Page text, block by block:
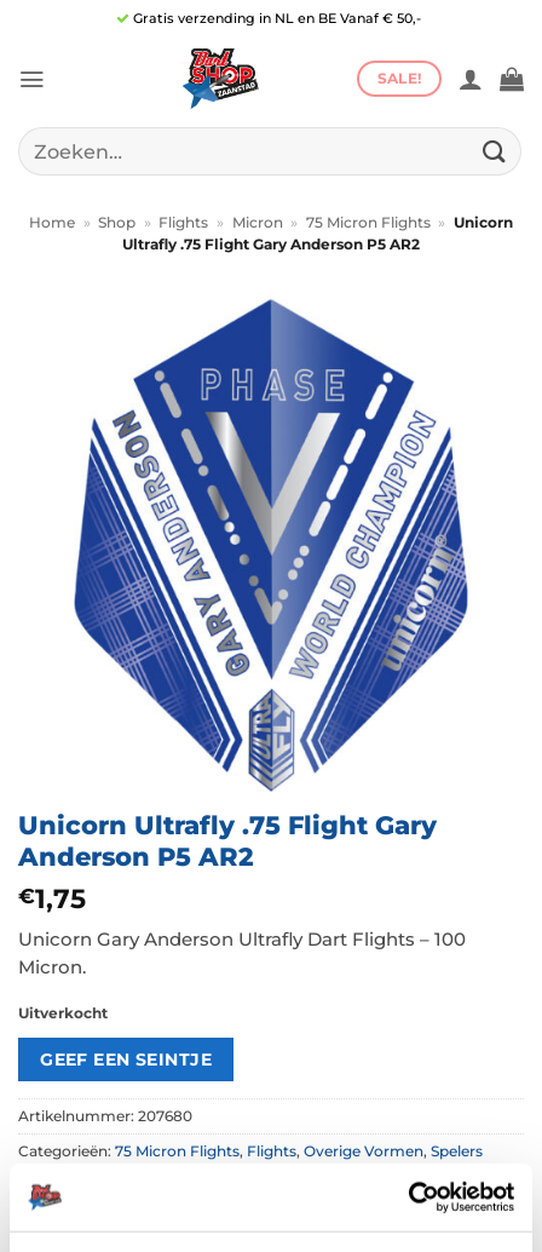
inhoud
Gratis verzending in NL en BE Vanaf € 50,-
SALE!
Zoeken
naar:
Home » Shop » Flights » Micron » 75 Micron Flights »
Unicorn
Ultrafly .75 Flight Gary Anderson P5 AR2
Unicorn Ultrafly .75 Flight Gary
Anderson P5 AR2
€1,75
Unicorn Gary Anderson Ultrafly Dart Flights – 100
Micron.
Uitverkocht
Artikelnummer: 207680
Categorieën: 75 Micron Flights, Flights, Overige Vormen, Spelers
Tag:Gary Anderson